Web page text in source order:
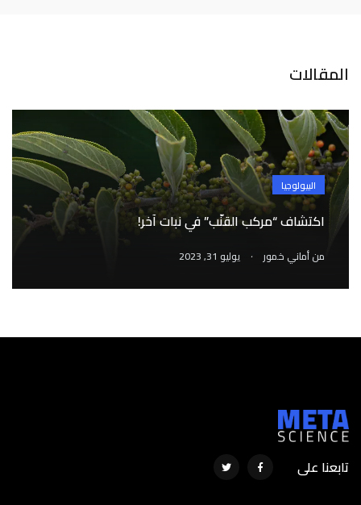
المقالات
البيولوجيا
اكتشاف “مركب القنّب” في نبات آخر!
منأماني خمور . يوليو 31, 2023
تابعنا على